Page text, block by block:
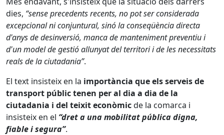
dies, “sense precedents recents, no pot ser considerada
excepcional ni conjuntural, sinó la conseqüència directa
d'anys de desinversió, manca de manteniment preventiu i
d'un model de gestió allunyat del territori i de les necessitats
reals de la ciutadania”.
El text insisteix en la importància que els serveis de
transport públic tenen per al dia a dia de la
ciutadania i del teixit econòmicde la comarca i
insisteix en el “dret a una mobilitat pública digna,
fiable i segura”.